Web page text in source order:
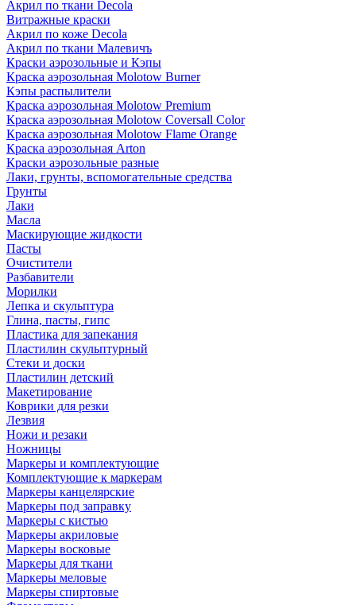
Акрил по ткани Decola
Витражные краски
Акрил по коже Decola
Акрил по ткани Малевичъ
Краски аэрозольные и Кэпы
Краска аэрозольная Molotow Burner
Кэпы распылители
Краска аэрозольная Molotow Premium
Краска аэрозольная Molotow Coversall Color
Краска аэрозольная Molotow Flame Orange
Краска аэрозольная Arton
Краски аэрозольные разные
Лаки, грунты, вспомогательные средства
Грунты
Лаки
Масла
Маскирующие жидкости
Пасты
Очистители
Разбавители
Морилки
Лепка и скульптура
Глина, пасты, гипс
Пластика для запекания
Пластилин скульптурный
Стеки и доски
Пластилин детский
Макетирование
Коврики для резки
Лезвия
Ножи и резаки
Ножницы
Маркеры и комплектующие
Комплектующие к маркерам
Маркеры канцелярские
Маркеры под заправку
Маркеры с кистью
Маркеры акриловые
Маркеры восковые
Маркеры для ткани
Маркеры меловые
Маркеры спиртовые